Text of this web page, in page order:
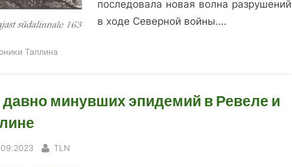
последовала новая волна разрушений
в ходе Северной войны.…
Таллина
минувших эпидемий в Ревеле и
By
TLN